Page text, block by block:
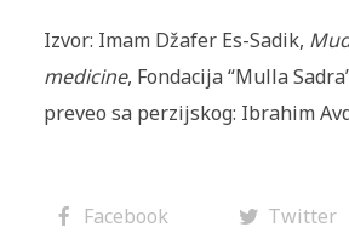
Izvor: Imam Džafer Es-Sadik,
medicine, Fondacija “Mulla
preveo sa perzijskog: Ibrahim
Facebook Twitter